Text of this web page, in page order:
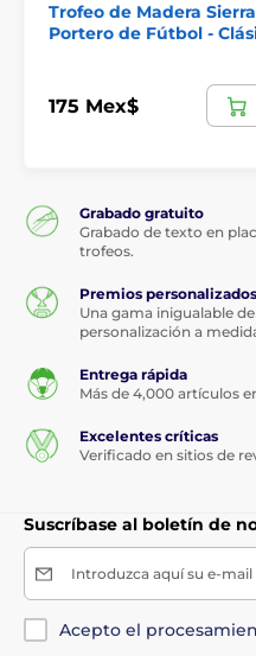
Trofeo de Madera
Portero de Fútbol -
175 Mex$
Grabado gratuito
Grabado de texto en
trofeos.
Premios personalizados
Una gama inigualable
personalización a
Entrega rápida
Más de 4,000 artículos
Excelentes críticas
Verificado en sitios de
Suscríbase al boletín de
Introduzca aquí su e-mail
Acepto el